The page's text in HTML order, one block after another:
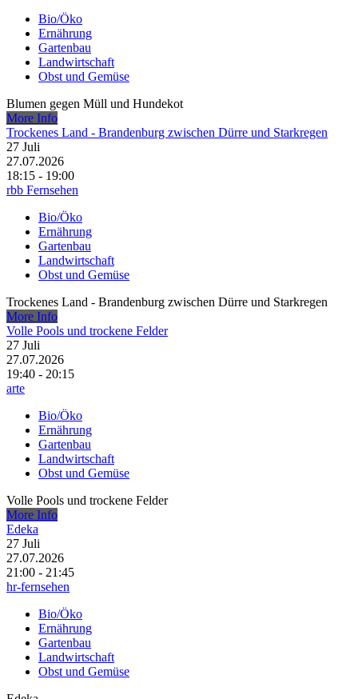
Bio/Öko
Ernährung
Gartenbau
Landwirtschaft
Obst und Gemüse
Blumen gegen Müll und Hundekot
More Info
Trockenes Land - Brandenburg zwischen Dürre und Starkregen
27 Juli
27.07.2026
18:15 - 19:00
rbb Fernsehen
Bio/Öko
Ernährung
Gartenbau
Landwirtschaft
Obst und Gemüse
Trockenes Land - Brandenburg zwischen Dürre und Starkregen
More Info
Volle Pools und trockene Felder
27 Juli
27.07.2026
19:40 - 20:15
arte
Bio/Öko
Ernährung
Gartenbau
Landwirtschaft
Obst und Gemüse
Volle Pools und trockene Felder
More Info
Edeka
27 Juli
27.07.2026
21:00 - 21:45
hr-fernsehen
Bio/Öko
Ernährung
Gartenbau
Landwirtschaft
Obst und Gemüse